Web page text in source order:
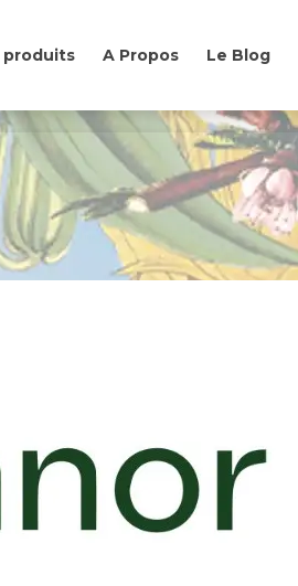
produits A Propos Le Blog